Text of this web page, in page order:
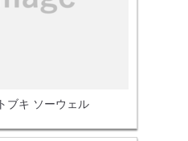
ブキ ソーウェル